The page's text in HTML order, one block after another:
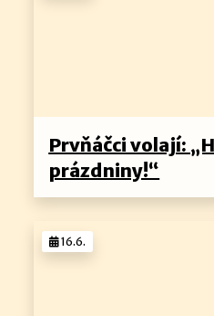
Prvňáčci volají:
prázdniny!“
16.6.